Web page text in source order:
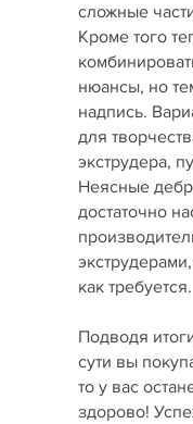
сложные
Кроме того
нюансы, но
надпись.
для
экструдера,
Неясные
достаточно
как требуется.
Подводя
сути вы
то у вас
здорово!